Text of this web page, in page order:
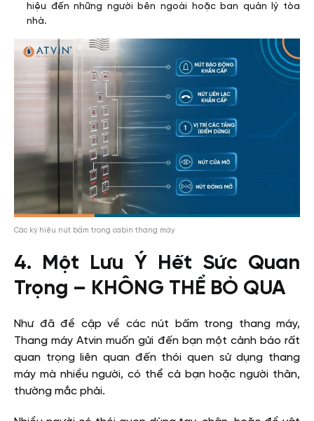
hiệu đến những người bên ngoài hoặc ban quản lý tòa
nhà.
Các ký hiệu nút bấm trong cabin thang máy
4. Một Lưu Ý Hết Sức Quan
Trọng – KHÔNG THỂ BỎ QUA
Như đã đề cập về các nút bấm trong thang máy,
Thang máy Atvin muốn gửi đến bạn một cảnh báo rất
quan trọng liên quan đến thói quen sử dụng thang
máy mà nhiều người, có thể cả bạn hoặc người thân,
thường mắc phải.